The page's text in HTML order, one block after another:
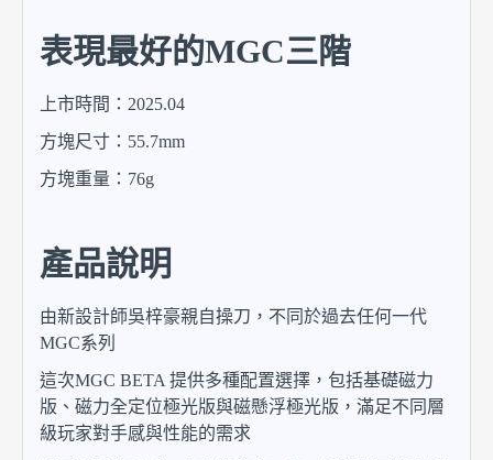
表現最好的MGC三階
上市時間：2025.04
方塊尺寸：55.7mm
方塊重量：76g
產品說明
由新設計師吳梓豪親自操刀，不同於過去任何一代
MGC系列
這次MGC BETA 提供多種配置選擇，包括基礎磁力
版、磁力全定位極光版與磁懸浮極光版，滿足不同層
級玩家對手感與性能的需求